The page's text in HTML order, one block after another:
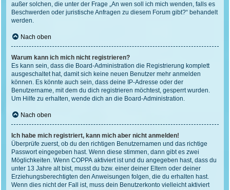
außer solchen, die unter der Frage „An wen soll ich mich wenden, falls es
Beschwerden oder juristische Anfragen zu diesem Forum gibt?“ behandelt
werden.
Nach oben
Warum kann ich mich nicht registrieren?
Es kann sein, dass die Board-Administration die Registrierung komplett
ausgeschaltet hat, damit sich keine neuen Benutzer mehr anmelden
können. Es könnte auch sein, dass deine IP-Adresse oder der
Benutzername, mit dem du dich registrieren möchtest, gesperrt wurden.
Um Hilfe zu erhalten, wende dich an die Board-Administration.
Nach oben
Ich habe mich registriert, kann mich aber nicht anmelden!
Überprüfe zuerst, ob du den richtigen Benutzernamen und das richtige
Passwort eingegeben hast. Wenn diese stimmen, dann gibt es zwei
Möglichkeiten. Wenn COPPA aktiviert ist und du angegeben hast, dass du
unter 13 Jahre alt bist, musst du bzw. einer deiner Eltern oder deiner
Erziehungsberechtigten den Anweisungen folgen, die du erhalten hast.
Wenn dies nicht der Fall ist, muss dein Benutzerkonto vielleicht aktiviert